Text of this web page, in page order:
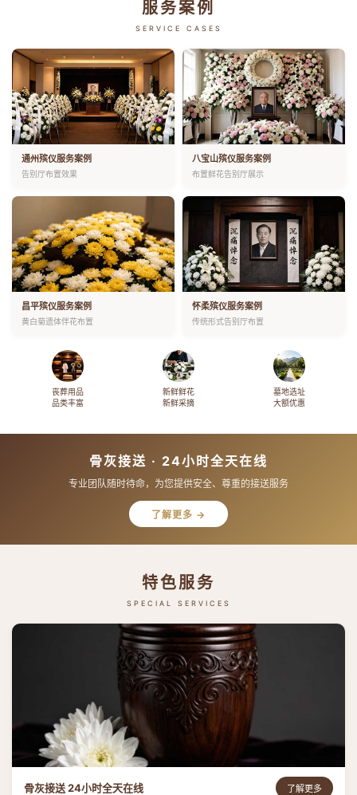
服务案例
SERVICE CASES
通州殡仪服务案例
告别厅布置效果
八宝山殡仪服务案例
布置鲜花告别厅展示
昌平殡仪服务案例
黄白菊遗体伴花布置
怀柔殡仪服务案例
传统形式告别厅布置
丧葬用品
品类丰富
新鲜鲜花
新鲜采摘
墓地选址
大额优惠
骨灰接送 · 24小时全天在线
专业团队随时待命，为您提供安全、尊重的接送服务
了解更多 →
特色服务
SPECIAL SERVICES
骨灰接送 24小时全天在线 了解更多